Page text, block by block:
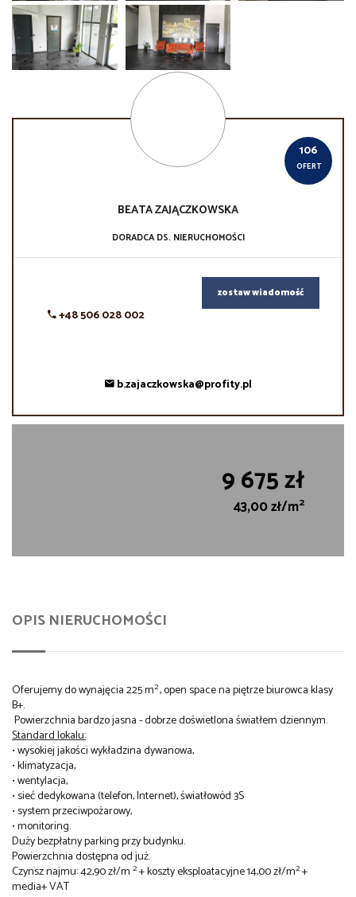
106
OFERT
BEATAZAJĄCZKOWSKA
DORADCA DS. NIERUCHOMOŚCI
+48 506 028 002
zostaw wiadomość
b.zajaczkowska@profity.pl
9 675 zł
43,00 zł/m2
OPIS NIERUCHOMOŚCI
Oferujemy do wynajęcia 225 m2, open space na piętrze biurowca klasy
B+.
Powierzchnia bardzo jasna - dobrze doświetlona światłem dziennym.
Standard lokalu:
• wysokiej jakości wykładzina dywanowa,
• klimatyzacja,
• wentylacja,
• sieć dedykowana (telefon, Internet), światłowód 3S
• system przeciwpożarowy,
• monitoring.
Duży bezpłatny parking przy budynku.
Powierzchnia dostępna od już.
Czynsz najmu: 42,90 zł/m 2+ koszty eksploatacyjne 14,00 zł/m2+
media+ VAT